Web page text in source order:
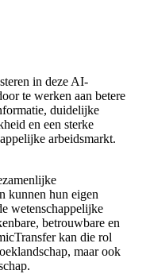
in deze AI-
te werken aan betere
duidelijke
en een sterke
arbeidsmarkt.
kunnen hun eigen
wetenschappelijke
betrouwbare en
kan die rol
maar ook